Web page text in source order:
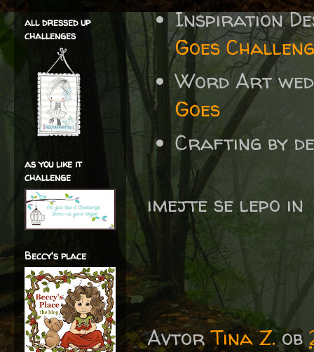
Inspiration
Goes
Word Art
Goes
Crafting by
imejte se lepo in
AvtorTina Z. ob
all dressed up
challenges
as you like it
challenge
Beccy's place